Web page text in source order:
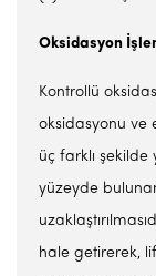
Oksidasyon
Kontrollü
oksidasyonu ve
üç farklı
yüzeyde
hale getirerek,